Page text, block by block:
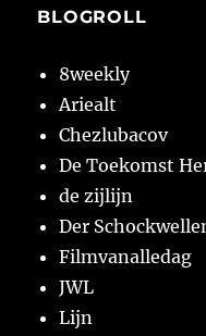
BLOGROLL
8weekly
Ariealt
Chezlubacov
De Toekomst
de zijlijn
Der
Filmvanalledag
JWL
Lijn